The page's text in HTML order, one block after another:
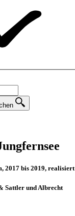
2017 bis 2019, realisiert
Sattler und Albrecht